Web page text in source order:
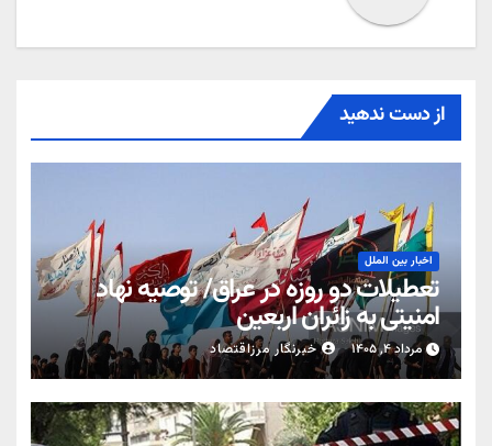
از دست ندهید
اخبار بین الملل
تعطیلات دو روزه در عراق/ توصیه نهاد
امنیتی به زائران اربعین
مرداد ۴, ۱۴۰۵ خبرنگار مرزاقتصاد